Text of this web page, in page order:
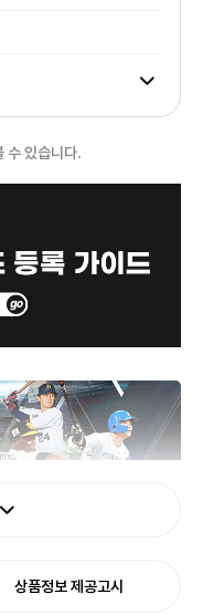
수 있습니다.
상품정보 제공고시